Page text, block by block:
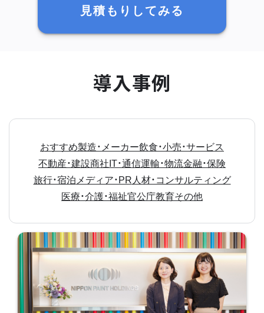
見積もりしてみる
導入事例
おすすめ製造・メーカー飲食・小売・サービス
不動産・建設商社IT・通信運輸・物流金融・保険
旅行・宿泊 メディア・PR人材・コンサルティング
医療・介護・福祉官公庁教育その他